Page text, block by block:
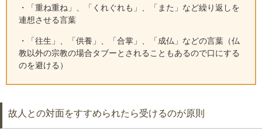
・「重ね重ね」、「くれぐれも」、「また」など繰り返しを
連想させる言葉
・「往生」、「供養」、「合掌」、「成仏」などの言葉（仏
教以外の宗教の場合タブーとされることもあるので口にする
のを避ける）
故人との対面をすすめられたら受けるのが原則